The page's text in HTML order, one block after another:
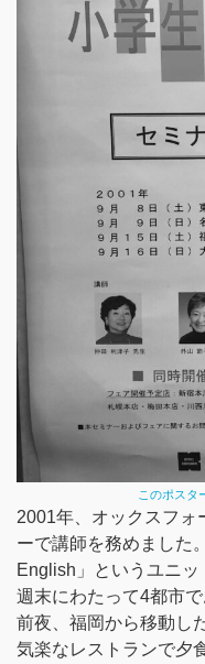
このポスタ
2001年、オックスフォ
ーで講師を務めました
English」というユニ
週末にわたって4都市
前夜、福岡から移動し
気楽なレストランで夕